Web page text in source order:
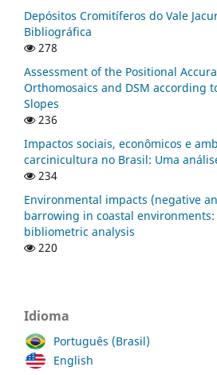
Depósitos Cromitíferos do Vale
Bibliográfica
278
Assessment of the Positional
Orthomosaics and DSM according
Slopes
236
Impactos sociais, econômicos e
carcinicultura no Brasil: Uma
234
Environmental impacts (negative
barrowing in coastal
bibliometric analysis
220
Idioma
Português (Brasil)
English